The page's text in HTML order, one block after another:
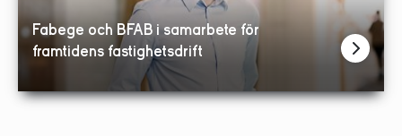
Fabege och BFAB i samarbete för
framtidens fastighetsdrift